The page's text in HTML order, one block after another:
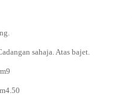
sahaja. Atas bajet.